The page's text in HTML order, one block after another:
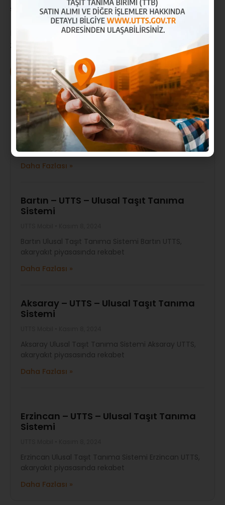
şekilde değerlendirmelerini sağlar.
Daha fazla bilgi için,UTTS Hakkındasayfamızı
ziyaret edebilirsiniz.
UTTS Mobil
Kırıkkale – UTTS – Ulusal Taşıt Tanıma
Sistemi
UTTS Mobil Kasım 8, 2024
Kırıkkale Ulusal Taşıt Tanıma Sistemi Kırıkkale UTTS,
akaryakıt piyasasında rekabet
Daha Fazlası »
Bartın – UTTS – Ulusal Taşıt Tanıma
Sistemi
Bartın Ulusal Taşıt Tanıma Sistemi Bartın UTTS,
akaryakıt piyasasında rekabet
Daha Fazlası »
Aksaray – UTTS – Ulusal Taşıt Tanıma
Sistemi
Aksaray Ulusal Taşıt Tanıma Sistemi Aksaray UTTS,
akaryakıt piyasasında rekabet
Daha Fazlası »
Erzincan – UTTS – Ulusal Taşıt Tanıma
Sistemi
Erzincan Ulusal Taşıt Tanıma Sistemi Erzincan UTTS,
akaryakıt piyasasında rekabet
Daha Fazlası »